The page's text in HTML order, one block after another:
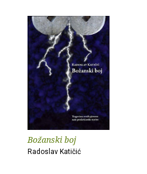
Božanski boj
Radoslav Katičić